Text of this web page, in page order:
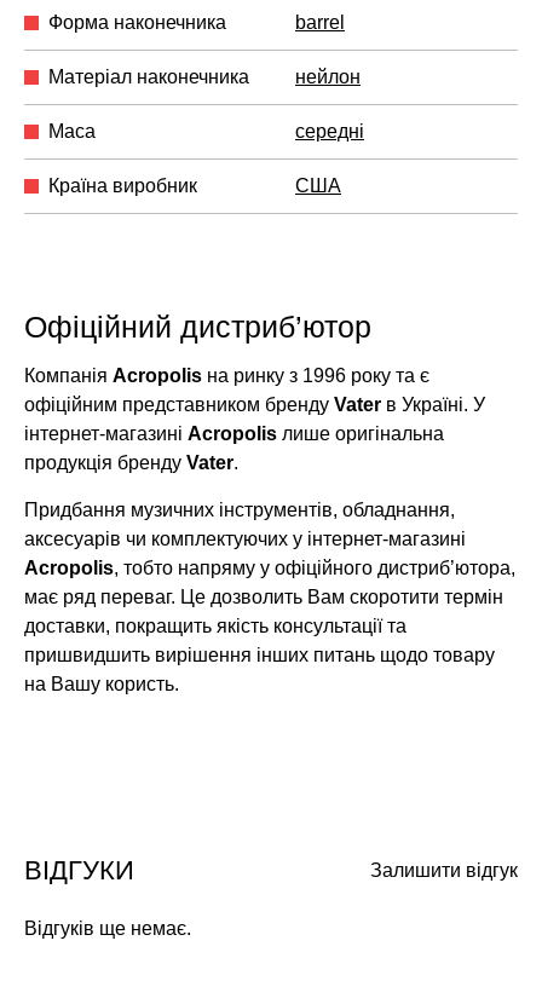
Форма наконечника barrel
Матеріал наконечника нейлон
Маса середні
Країна виробник США
Офіційний дистриб’ютор
Компанія Acropolis на ринку з 1996 року та є
офіційним представником бренду Vater в Україні. У
інтернет-магазині Acropolis лише оригінальна
продукція бренду Vater.
Придбання музичних інструментів, обладнання,
аксесуарів чи комплектуючих у інтернет-магазині
Acropolis, тобто напряму у офіційного дистриб’ютора,
має ряд переваг. Це дозволить Вам скоротити термін
доставки, покращить якість консультації та
пришвидшить вирішення інших питань щодо товару
на Вашу користь.
Залишити відгук
ВІДГУКИ
Відгуків ще немає.